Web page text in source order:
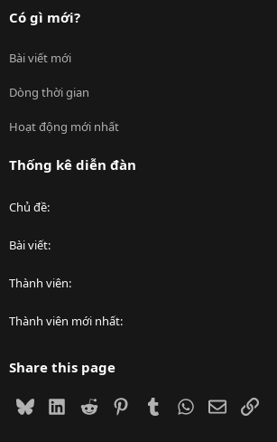
Có gì mới?
Bài viết mới
Dòng thời gian
Hoạt động mới nhất
Thống kê diễn đàn
Chủ đề
Bài viết
Thành viên
Thành viên mới nhất
Share this page
BlueskyLinkedIn
Reddit PinterestTumblrWhatsApp
EmailLink